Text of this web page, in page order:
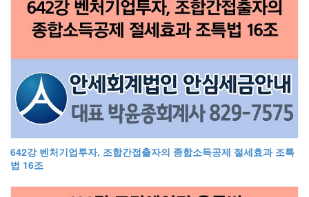
642강 벤처기업투자, 조합간접출자의 종합소득공제 절세효과 조특
법 16조